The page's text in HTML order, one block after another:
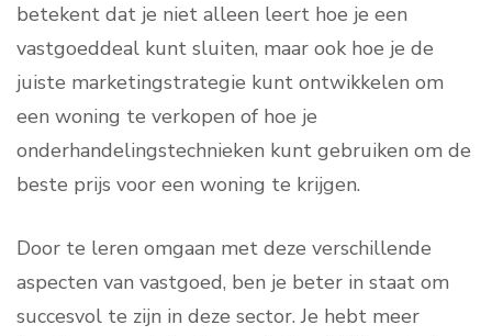
betekent dat je niet alleen leert hoe je een
vastgoeddeal kunt sluiten, maar ook hoe je de
juiste marketingstrategie kunt ontwikkelen om
een woning te verkopen of hoe je
onderhandelingstechnieken kunt gebruiken om de
beste prijs voor een woning te krijgen.
Door te leren omgaan met deze verschillende
aspecten van vastgoed, ben je beter in staat om
succesvol te zijn in deze sector. Je hebt meer